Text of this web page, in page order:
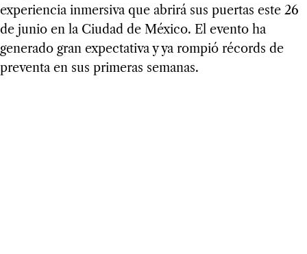
experiencia inmersiva que abrirá sus puertas este 26
de junio en la Ciudad de México. El evento ha
generado gran expectativa y ya rompió récords de
preventa en sus primeras semanas.